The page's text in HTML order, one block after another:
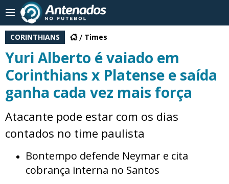
CORINTHIANS Times
Yuri Alberto é vaiado em
Corinthians x Platense e saída
ganha cada vez mais força
Atacante pode estar com os dias
contados no time paulista
Bontempo defende Neymar e cita
cobrança interna no Santos